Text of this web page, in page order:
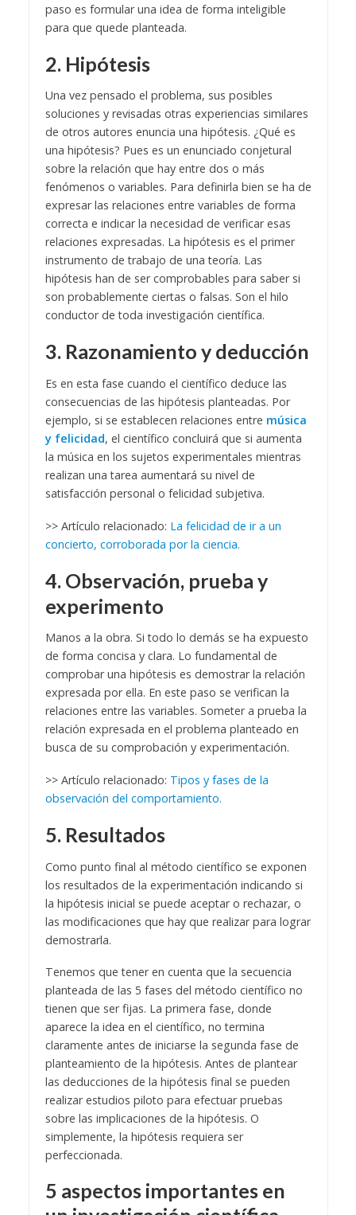
paso es formular una idea de forma inteligible
para que quede planteada.
2. Hipótesis
Una vez pensado el problema, sus posibles
soluciones y revisadas otras experiencias similares
de otros autores enuncia una hipótesis. ¿Qué es
una hipótesis? Pues es un enunciado conjetural
sobre la relación que hay entre dos o más
fenómenos o variables. Para definirla bien se ha de
expresar las relaciones entre variables de forma
correcta e indicar la necesidad de verificar esas
relaciones expresadas. La hipótesis es el primer
instrumento de trabajo de una teoría. Las
hipótesis han de ser comprobables para saber si
son probablemente ciertas o falsas. Son el hilo
conductor de toda investigación científica.
3. Razonamiento y deducción
Es en esta fase cuando el científico deduce las
consecuencias de las hipótesis planteadas. Por
ejemplo, si se establecen relaciones entre música
y felicidad, el científico concluirá que si aumenta
la música en los sujetos experimentales mientras
realizan una tarea aumentará su nivel de
satisfacción personal o felicidad subjetiva.
>> Artículo relacionado: La felicidad de ir a un
concierto, corroborada por la ciencia.
4. Observación, prueba y
experimento
Manos a la obra. Si todo lo demás se ha expuesto
de forma concisa y clara. Lo fundamental de
comprobar una hipótesis es demostrar la relación
expresada por ella. En este paso se verifican la
relaciones entre las variables. Someter a prueba la
relación expresada en el problema planteado en
busca de su comprobación y experimentación.
>> Artículo relacionado: Tipos y fases de la
observación del comportamiento.
5. Resultados
Como punto final al método científico se exponen
los resultados de la experimentación indicando si
la hipótesis inicial se puede aceptar o rechazar, o
las modificaciones que hay que realizar para lograr
demostrarla.
Tenemos que tener en cuenta que la secuencia
planteada de las 5 fases del método científico no
tienen que ser fijas. La primera fase, donde
aparece la idea en el científico, no termina
claramente antes de iniciarse la segunda fase de
planteamiento de la hipótesis. Antes de plantear
las deducciones de la hipótesis final se pueden
realizar estudios piloto para efectuar pruebas
sobre las implicaciones de la hipótesis. O
simplemente, la hipótesis requiera ser
perfeccionada.
5 aspectos importantes en